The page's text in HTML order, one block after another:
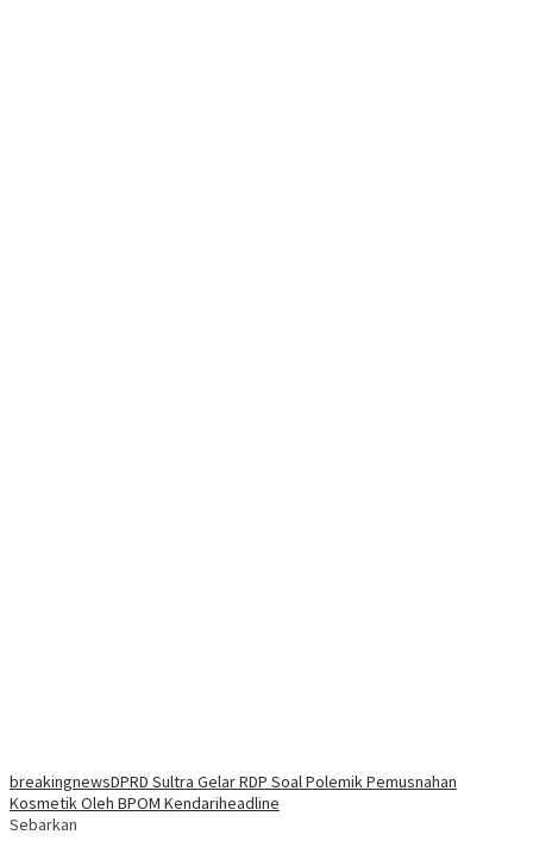
breakingnewsDPRD Sultra Gelar RDP Soal Polemik Pemusnahan
Kosmetik Oleh BPOM Kendariheadline
Sebarkan